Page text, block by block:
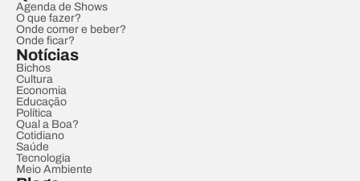
Agenda de Shows
O que fazer?
Onde comer e beber?
Onde ficar?
Notícias
Bichos
Cultura
Economia
Educação
Política
Qual a Boa?
Cotidiano
Saúde
Tecnologia
Meio Ambiente